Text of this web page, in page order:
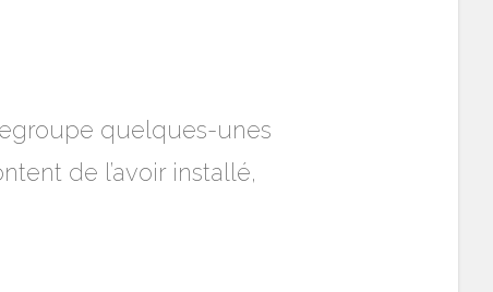
quelques-unes
de l’avoir installé,